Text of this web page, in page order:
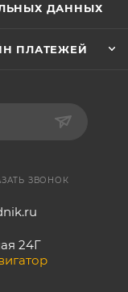
ДАННЫХ
ПЛАТЕЖЕЙ
ЗВОНОК
24Г